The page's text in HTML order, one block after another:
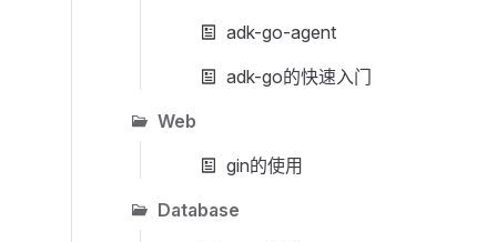
adk-go-agent
adk-go的快速入门
Web
gin的使用
Database